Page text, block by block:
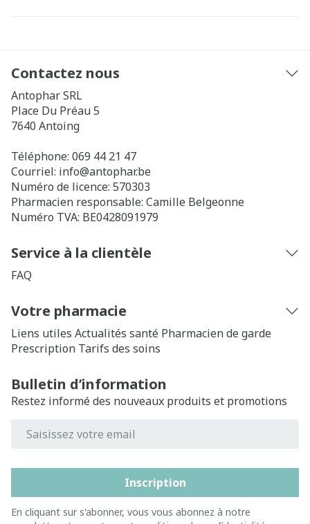
Contactez nous
Antophar SRL
Place Du Préau 5
7640 Antoing
Téléphone: 069 44 21 47
Courriel: info@antophar.be
Numéro de licence: 570303
Pharmacien responsable: Camille Belgeonne
Numéro TVA: BE0428091979
Service à la clientèle
FAQ
Votre pharmacie
Liens utiles Actualités santé Pharmacien de garde
Prescription Tarifs des soins
Bulletin d’information
Restez informé des nouveaux produits et promotions
Inscription
En cliquant sur s'abonner, vous vous abonnez à notre